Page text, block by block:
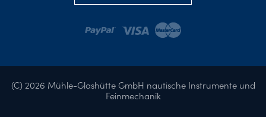
(C) 2026 Mühle-Glashütte GmbH nautische Instrumente und
Feinmechanik